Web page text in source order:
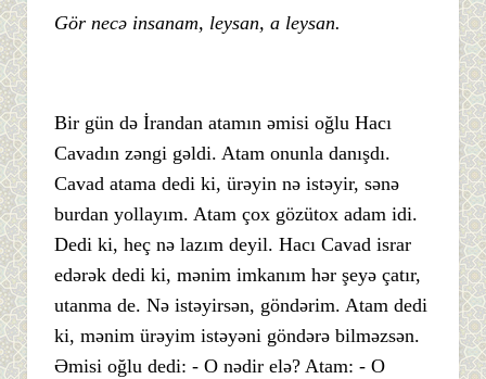
Gör necə insanam, leysan, a leysan.
Bir gün də İrandan atamın əmisi oğlu Hacı
Cavadın zəngi gəldi. Atam onunla danışdı.
Cavad atama dedi ki, ürəyin nə istəyir, sənə
burdan yollayım. Atam çox gözütox adam idi.
Dedi ki, heç nə lazım deyil. Hacı Cavad israr
edərək dedi ki, mənim imkanım hər şeyə çatır,
utanma de. Nə istəyirsən, göndərim. Atam dedi
ki, mənim ürəyim istəyəni göndərə bilməzsən.
Əmisi oğlu dedi: - O nədir elə? Atam: - O